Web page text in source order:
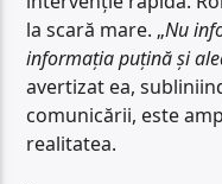
la scară mare. „Nu
informația puțină și
avertizat ea,
comunicării, este
realitatea.